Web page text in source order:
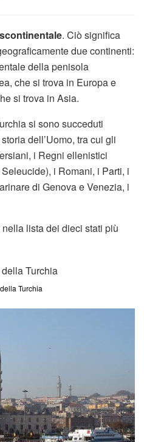
. Ciò significa
due continenti:
della penisola
che si trova in Europa e
si trova in Asia.
si sono succeduti
dell’Uomo, tra cui gli
i Regni ellenistici
i Romani, i Parti, i
di Genova e Venezia, i
lista dei dieci stati più
Turchia